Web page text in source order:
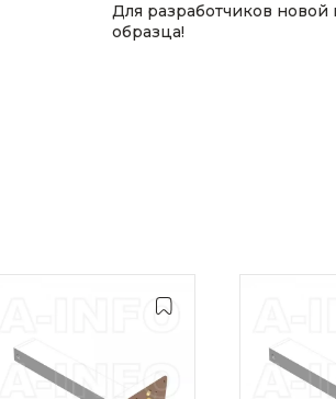
Для разработчиков
образца!